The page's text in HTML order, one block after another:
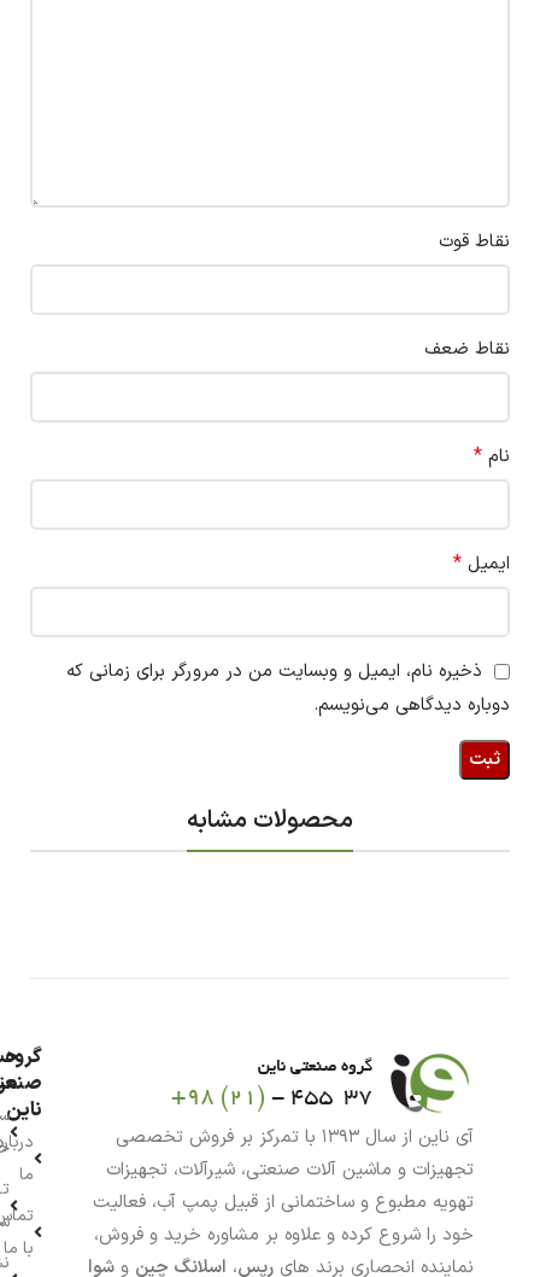
نقاط قوت
نقاط ضعف
نام *
ایمیل *
ذخیره نام، ایمیل و وبسایت من در مرورگر برای زمانی که
دوباره دیدگاهی می‌نویسم.
محصولات مشابه
آی ناین از سال ۱۳۹۳ با تمرکز بر فروش تخصصی
تجهیزات و ماشین آلات صنعتی، شیرآلات، تجهیزات
تهویه مطبوع و ساختمانی از قبیل پمپ آب، فعالیت
خود را شروع کرده و علاوه بر مشاوره خرید و فروش،
نماینده انحصاری برند های رپس، اسلانگ چین و شوا
گروه
ناین
ما
با ما